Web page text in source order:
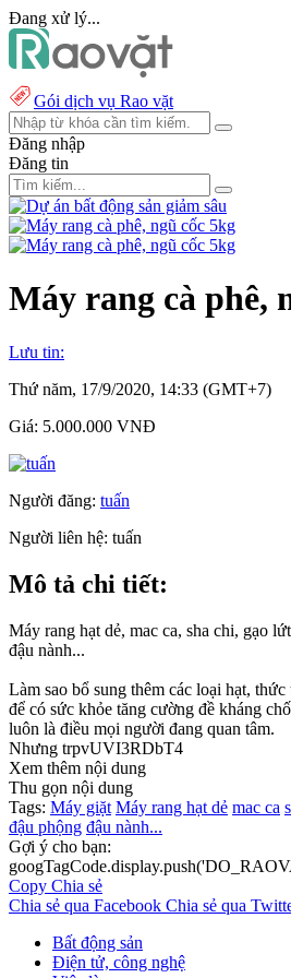
Đang xử lý...
Gói dịch vụ Rao vặt
Đăng nhập
Đăng tin
Máy rang cà phê,
Lưu tin:
Thứ năm, 17/9/2020, 14:33 (GMT+7)
Giá: 5.000.000 VNĐ
Người đăng: tuấn
Người liên hệ: tuấn
Mô tả chi tiết:
Máy rang hạt dẻ, mac ca, sha chi, gạo
đậu nành...
Làm sao bổ sung thêm các loại hạt,
để có sức khỏe tăng cường đề kháng
luôn là điều mọi người đang quan tâm.
Nhưng trpvUVI3RDbT4
Xem thêm nội dung
Thu gọn nội dung
Tags: Máy giặt Máy rang hạt dẻ mac ca
đậu phộng đậu nành...
Gợi ý cho bạn:
Copy Chia sẻ
Chia sẻ qua Facebook Chia sẻ qua
Bất động sản
Điện tử, công nghệ